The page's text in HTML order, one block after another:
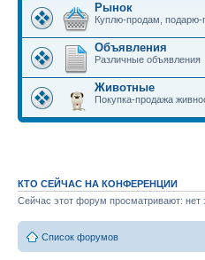
Рынок
Куплю-продам, подарю-
Объявления
Различные объявления
Животные
Покупка-продажа
КТО СЕЙЧАС НА КОНФЕРЕНЦИИ
Сейчас этот форум просматривают: нет
Список форумов